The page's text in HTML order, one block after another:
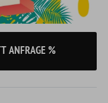
ANFRAGE %